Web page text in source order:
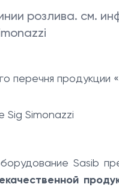
розлива. см.
перечня продукции
Sig Simonazzi
Sasib